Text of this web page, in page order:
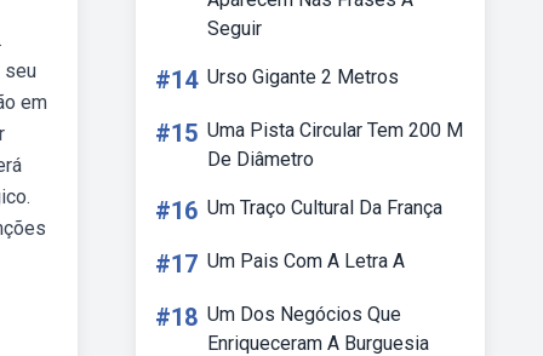
seu
em
Seguir
#14 Urso Gigante 2 Metros
#15 Uma Pista Circular Tem 200 M
De Diâmetro
#16 Um Traço Cultural Da França
#17 Um Pais Com A Letra A
#18 Um Dos Negócios Que
Enriqueceram A Burguesia